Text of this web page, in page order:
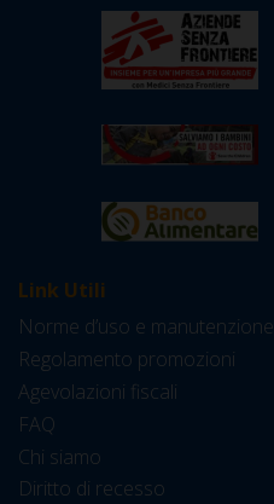
Link Utili
Norme d’uso e manutenzione
Regolamento promozioni
Agevolazioni fiscali
FAQ
Chi siamo
Diritto di recesso